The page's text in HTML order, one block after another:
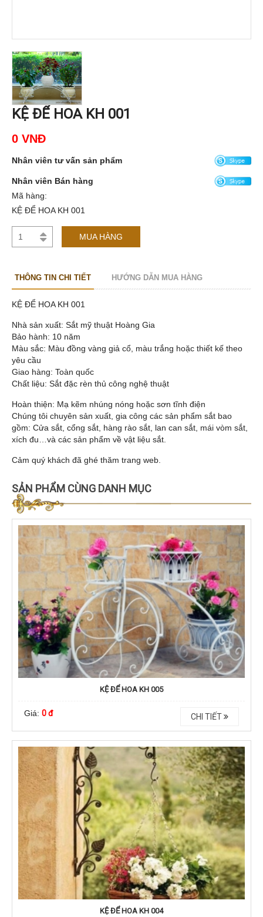
KỆ ĐỂ HOA KH 001
0 VNĐ
Nhân viên tư vấn sản phẩm
Nhân viên Bán hàng
Mã hàng:
KỆ ĐỂ HOA KH 001
MUA HÀNG
THÔNG TIN CHI TIẾT HƯỚNG DẪN MUA HÀNG
KỆ ĐỂ HOA KH 001
Nhà sản xuất: Sắt mỹ thuật Hoàng Gia
Bảo hành: 10 năm
Màu sắc: Màu đồng vàng giả cổ, màu trắng hoặc thiết kế theo
yêu cầu
Giao hàng: Toàn quốc
Chất liệu: Sắt đặc rèn thủ công nghệ thuật
Hoàn thiện: Mạ kẽm nhúng nóng hoặc sơn tĩnh điện
Chúng tôi chuyên sản xuất, gia công các sản phẩm sắt bao
gồm: Cửa sắt, cổng sắt, hàng rào sắt, lan can sắt, mái vòm sắt,
xích đu…và các sản phẩm về vật liệu sắt.
Cảm quý khách đã ghé thăm trang web.
SẢN PHẨM CÙNG DANH MỤC
KỆ ĐỂ HOA KH 005
Giá: 0 đ CHI TIẾT
KỆ ĐỂ HOA KH 004